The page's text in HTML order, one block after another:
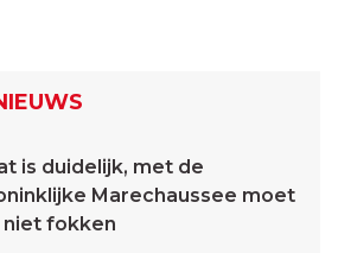
is duidelijk, met de
Marechaussee moet
niet fokken